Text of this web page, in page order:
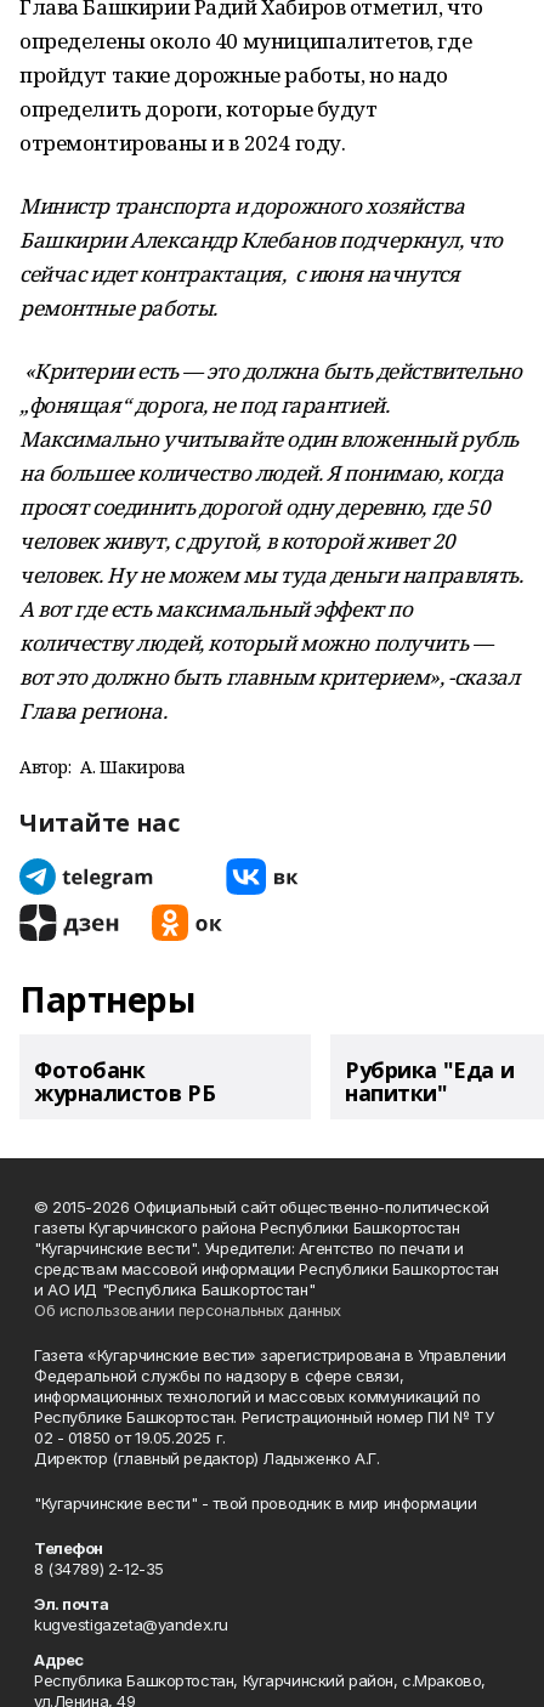
Главa Башкирии Радий Хабиров отметил, что
определены около 40 муниципалитетов, где
пройдут такие дорожные работы, но надо
определить дороги, которые будут
отремонтированы и в 2024 году.
Министр транспортaи дорожного хозяйства
Башкирии Александр Клебанов подчеркнул, что
сейчас идет контрактация, с июня начнутся
ремонтные работы.
«Критерии есть — это должнaбыть действительно
„фонящая“ дорога, не под гарантией.
Максимально учитывайте один вложенный рубль
на большее количество людей. Я понимаю, когда
просят соединить дорогой одну деревню, где 50
человек живут, с другой, в которой живет 20
человек. Ну не можем мы туда деньги направлять.
А вот где есть максимальный эффект по
количеству людей, который можно получить —
вот это должно быть главным критерием», -сказaл
Глава региона.
Автор: А. Шакирова
Читайте нас
Партнеры
Фотобанк
журналистов РБ
Рубрика "Еда и
напитки"
© 2015-2026 Официальный сайт общественно-политической
газеты Кугарчинского района Республики Башкортостан
"Кугарчинские вести". Учредители: Агентство по печати и
средствам массовой информации Республики Башкортостан
и АО ИД "Республика Башкортостан"
Об использовании персональных данных
Газета «Кугарчинские вести» зарегистрирована в Управлении
Федеральной службы по надзору в сфере связи,
информационных технологий и массовых коммуникаций по
Республике Башкортостан. Регистрационный номер ПИ № ТУ
02 - 01850 от 19.05.2025 г.
Директор (главный редактор) Ладыженко А.Г.
"Кугарчинские вести" - твой проводник в мир информации
Телефон
8 (34789) 2-12-35
Эл. почта
kugvestigazeta@yandex.ru
Адрес
Республика Башкортостан, Кугарчинский район, с.Мраково,
ул.Ленина, 49